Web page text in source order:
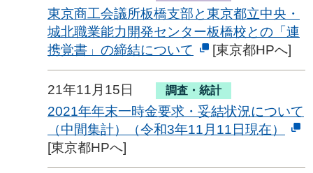
東京商工会議所板橋支部と東京都立中央・
城北職業能力開発センター板橋校との「連
携覚書」の締結について
[東京都HPへ]
21年11月15日 調査・統計
2021年年末一時金要求・妥結状況について
（中間集計）（令和3年11月11日現在）
[東京都HPへ]